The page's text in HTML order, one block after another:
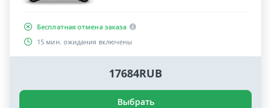
Бесплатная отмена заказа
15 мин. ожидания включены
17684RUB
Выбрать